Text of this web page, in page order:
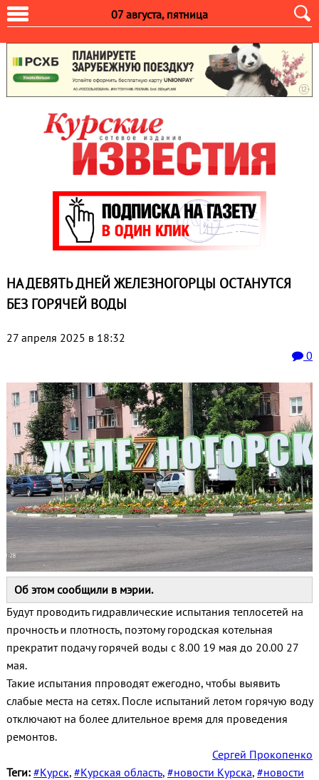
07 августа, пятница
НА ДЕВЯТЬ ДНЕЙ ЖЕЛЕЗНОГОРЦЫ ОСТАНУТСЯ
БЕЗ ГОРЯЧЕЙ ВОДЫ
27 апреля 2025 в 18:32
0
Об этом сообщили в мэрии.
Будут проводить гидравлические испытания теплосетей на
прочность и плотность, поэтому городская котельная
прекратит подачу горячей воды с 8.00 19 мая до 20.00 27
мая.
Такие испытания ппроводят ежегодно, чтобы выявить
слабые места на сетях. После испытаний летом горячую воду
отключают на более длительное время для проведения
ремонтов.
Сергей Прокопенко
Теги: #Курск, #Курская область, #новости Курска, #новости